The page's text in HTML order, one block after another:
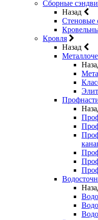
Сборные
Назад
Стеновые
Кровля
Назад